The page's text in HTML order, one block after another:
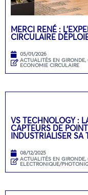
MERCI RENÉ :
CIRCULAIRE
05/01/2026
ACTUALITÉS EN GIRONDE,
ECONOMIE CIRCULAIRE
VS TECHNOLOGY :
CAPTEURS DE
INDUSTRIALISER SA
08/12/2025
ACTUALITÉS EN GIRONDE,
ELECTRONIQUE/